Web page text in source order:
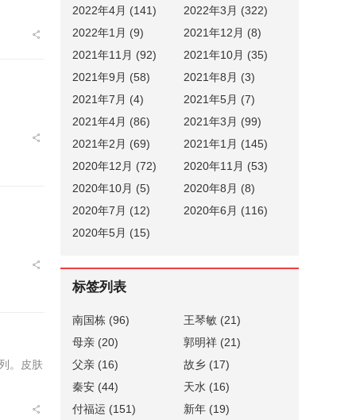
。皮肤
2022年4月 (141)
2022年3月 (322)
2022年1月 (9)
2021年12月 (8)
2021年11月 (92)
2021年10月 (35)
2021年9月 (58)
2021年8月 (3)
2021年7月 (4)
2021年5月 (7)
2021年4月 (86)
2021年3月 (99)
2021年2月 (69)
2021年1月 (145)
2020年12月 (72)
2020年11月 (53)
2020年10月 (5)
2020年8月 (8)
2020年7月 (12)
2020年6月 (116)
2020年5月 (15)
标签列表
南国栋 (96) 王琴敏 (21)
母亲 (20) 郭明祥 (21)
父亲 (16) 故乡 (17)
秦安 (44) 天水 (16)
付福运 (151) 新年 (19)